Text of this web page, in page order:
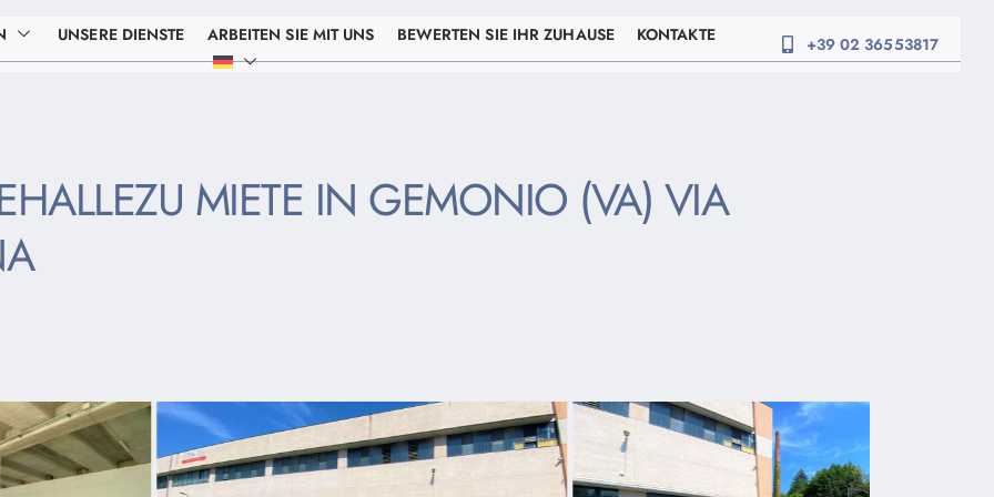
UNSERE DIENSTE ARBEITEN SIE MIT UNS BEWERTEN SIE IHR ZUHAUSE KONTAKTE +39 02 36553817
MIETE IN GEMONIO (VA) VIA